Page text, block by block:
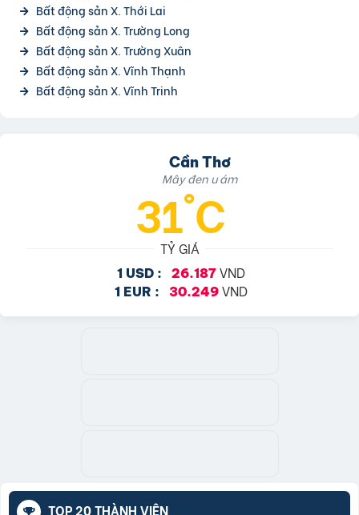
Bất động sản X. Thới Lai
Bất động sản X. Trường Long
Bất động sản X. Trường Xuân
Bất động sản X. Vĩnh Thạnh
Bất động sản X. Vĩnh Trinh
Cần Thơ
Mây đen u ám
31°C
TỶ GIÁ
1 USD : 26.187 VND
1 EUR : 30.249 VND
TOP 20 THÀNH VIÊN